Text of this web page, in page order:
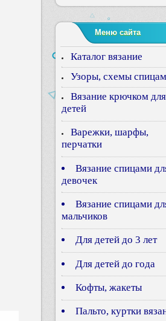
Меню сайта
Каталог вязание
Узоры, схемы
Вязание крючком для
детей
Варежки, шарфы,
перчатки
Вязание спицами
девочек
Вязание спицами
мальчиков
Для детей до 3 лет
Для детей до года
Кофты, жакеты
Пальто, куртки